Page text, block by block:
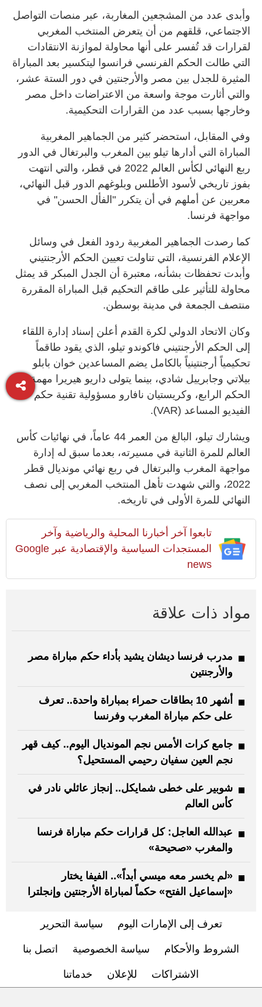
وأبدى عدد من المشجعين المغاربة، عبر منصات التواصل
الاجتماعي، قلقهم من أن يتعرض المنتخب المغربي
لقرارات قد تُفسر على أنها محاولة لموازنة الانتقادات
التي طالت الحكم الفرنسي فرانسوا ليتكسير بعد المباراة
المثيرة للجدل بين مصر والأرجنتين في دور الستة عشر،
والتي أثارت موجة واسعة من الاعتراضات داخل مصر
وخارجها بسبب عدد من القرارات التحكيمية.
وفي المقابل، استحضر كثير من الجماهير المغربية
المباراة التي أدارها تيلو بين المغرب والبرتغال في الدور
ربع النهائي لكأس العالم 2022 في قطر، والتي انتهت
بفوز تاريخي لأسود الأطلس وبلوغهم الدور قبل النهائي،
معربين عن أملهم في أن يتكرر "الفأل الحسن" في
مواجهة فرنسا.
كما رصدت الجماهير المغربية ردود الفعل في وسائل
الإعلام الفرنسية، التي تناولت تعيين الحكم الأرجنتيني
وأبدت تحفظات بشأنه، معتبرة أن الجدل المبكر قد يمثل
محاولة للتأثير على طاقم التحكيم قبل المباراة المقررة
منتصف الجمعة في مدينة بوسطن.
وكان الاتحاد الدولي لكرة القدم أعلن إسناد إدارة اللقاء
إلى الحكم الأرجنتيني فاكوندو تيلو، الذي يقود طاقماً
تحكيمياً أرجنتينياً بالكامل يضم المساعدين خوان بابلو
بيلاتي وجابرييل شادي، بينما يتولى داريو هيريرا مهمة
الحكم الرابع، وكريستيان نافارو مسؤولية تقنية حكم
الفيديو المساعد (VAR).
ويشارك تيلو، البالغ من العمر 44 عاماً، في نهائيات كأس
العالم للمرة الثانية في مسيرته، بعدما سبق له إدارة
مواجهة المغرب والبرتغال في ربع نهائي مونديال قطر
2022، والتي شهدت تأهل المنتخب المغربي إلى نصف
النهائي للمرة الأولى في تاريخه.
تابعوا آخر أخبارنا المحلية والرياضية وآخر
المستجدات السياسية والإقتصادية عبر Google
news
مواد ذات علاقة
مدرب فرنسا ديشان يشيد بأداء حكم مباراة مصر
والأرجنتين
أشهر 10 بطاقات حمراء بمباراة واحدة.. تعرف
على حكم مباراة المغرب وفرنسا
جامع كرات الأمس نجم المونديال اليوم.. كيف قهر
نجم العين سفيان رحيمي المستحيل؟
شوبير على خطى شمايكل.. إنجاز عائلي نادر في
كأس العالم
عبدالله العاجل: كل قرارات حكم مباراة فرنسا
والمغرب «صحيحة»
«لم يخسر معه ميسي أبداً».. الفيفا يختار
«إسماعيل الفتح» حكماً لمباراة الأرجنتين وإنجلترا
تعرف إلى الإمارات اليوم سياسة التحرير
الشروط والأحكام سياسة الخصوصية اتصل بنا
الاشتراكات للإعلان خدماتنا